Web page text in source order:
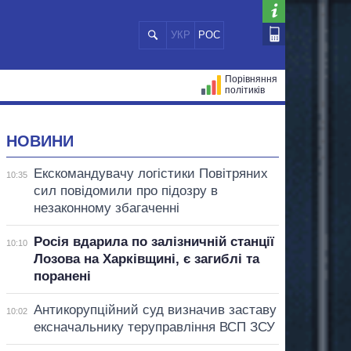
УКР РОС
Порівняння
політиків
НОВИНИ
10:35
Екскомандувачу логістики Повітряних
сил повідомили про підозру в
незаконному збагаченні
10:10
Росія вдарила по залізничній станції
Лозова на Харківщині, є загиблі та
поранені
10:02
Антикорупційний суд визначив заставу
ексначальнику теруправління ВСП ЗСУ